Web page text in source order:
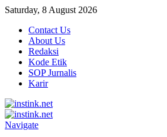
Saturday, 8 August 2026
Contact Us
About Us
Redaksi
Kode Etik
SOP Jurnalis
Karir
Navigate